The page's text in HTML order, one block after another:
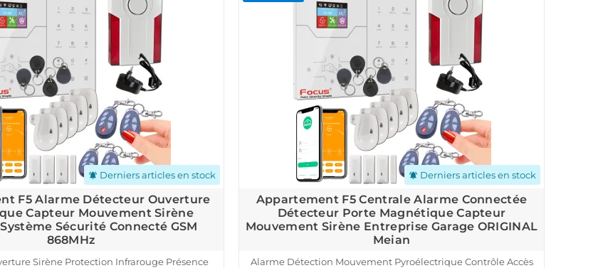
notifications_active Derniers articles en stock
F5 Alarme Détecteur Ouverture
Capteur Mouvement Sirène
Sécurité Connecté GSM
868MHz
Sirène Protection Infrarouge Présence
notifications_active Derniers articles en stock
Appartement F5 Centrale Alarme Connectée
Détecteur Porte Magnétique Capteur
Mouvement Sirène Entreprise Garage ORIGINAL
Meian
Alarme Détection Mouvement Pyroélectrique Contrôle Accès